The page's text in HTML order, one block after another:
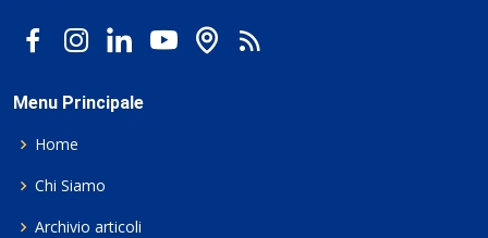
Menu Principale
Home
Chi Siamo
Archivio articoli